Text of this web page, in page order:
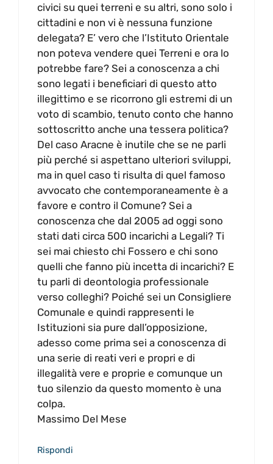
civici su quei terreni e su altri, sono solo i
cittadini e non vi è nessuna funzione
delegata? E’ vero che l’Istituto Orientale
non poteva vendere quei Terreni e ora lo
potrebbe fare? Sei a conoscenza a chi
sono legati i beneficiari di questo atto
illegittimo e se ricorrono gli estremi di un
voto di scambio, tenuto conto che hanno
sottoscritto anche una tessera politica?
Del caso Aracne è inutile che se ne parli
più perché si aspettano ulteriori sviluppi,
ma in quel caso ti risulta di quel famoso
avvocato che contemporaneamente è a
favore e contro il Comune? Sei a
conoscenza che dal 2005 ad oggi sono
stati dati circa 500 incarichi a Legali? Ti
sei mai chiesto chi Fossero e chi sono
quelli che fanno più incetta di incarichi? E
tu parli di deontologia professionale
verso colleghi? Poiché sei un Consigliere
Comunale e quindi rappresenti le
Istituzioni sia pure dall’opposizione,
adesso come prima sei a conoscenza di
una serie di reati veri e propri e di
illegalità vere e proprie e comunque un
tuo silenzio da questo momento è una
colpa.
Massimo Del Mese
Rispondi